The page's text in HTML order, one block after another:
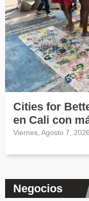
Cities for
en Cali con
Viernes, Agosto 7, 2026
Negocios